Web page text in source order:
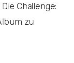
Challenge:
zu